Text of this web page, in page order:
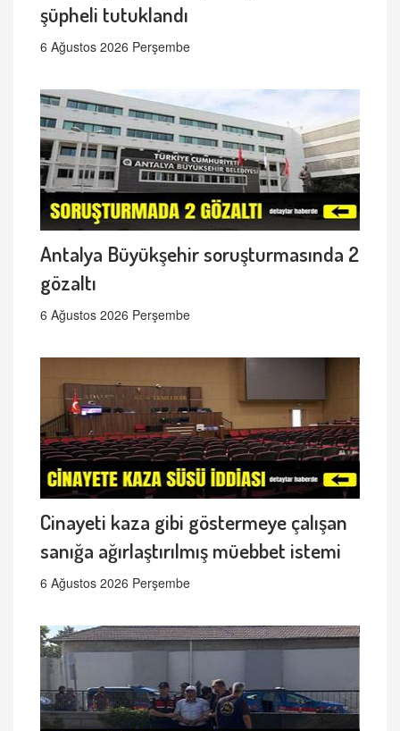
şüpheli tutuklandı
6 Ağustos 2026 Perşembe
Antalya Büyükşehir soruşturmasında 2
gözaltı
6 Ağustos 2026 Perşembe
Cinayeti kaza gibi göstermeye çalışan
sanığa ağırlaştırılmış müebbet istemi
6 Ağustos 2026 Perşembe